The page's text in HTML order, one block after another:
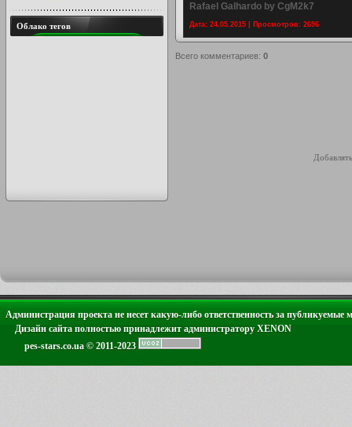
Rafael Galhardo by CgM2k7
Дата: 24.05.2015 | Просмотров: 2696
Всего комментариев: 0
Облако тегов
Администрация проекта не несет какую-либо ответственность за публикуемые
Дизайн сайта полностью принадлежит администратору XENON
pes-stars.co.ua © 2011-2023